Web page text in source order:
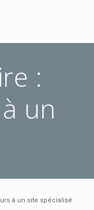
:
un
à un site spécialisé